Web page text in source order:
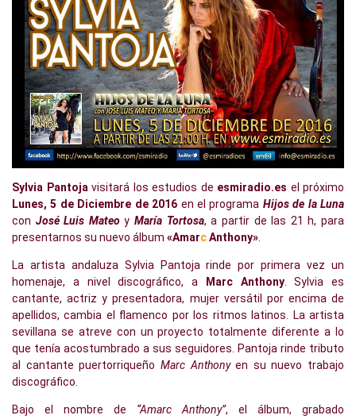
Sylvia Pantojavisitará los estudios de esmiradio.es el próximo
Lunes, 5 de Diciembre de 2016 en el programa Hijos de la Luna
con José Luis MateoyMaría Tortosa, a partir de las 21 h, para
presentarnos su nuevo álbum «AmarcAnthony».
La artista andaluza Sylvia Pantoja rinde por primera vez un
homenaje, a nivel discográfico, a
Marc Anthony. Sylvia es
cantante, actriz y presentadora, mujer versátil por encima de
apellidos, cambia el flamenco por los ritmos latinos. La artista
sevillana se atreve con un proyecto totalmente diferente a lo
que tenía acostumbrado a sus seguidores. Pantoja rinde tributo
al cantante puertorriqueño Marc Anthonyen su nuevo trabajo
discográfico.
Bajo el nombre de “Amarc Anthony”, el álbum, grabado